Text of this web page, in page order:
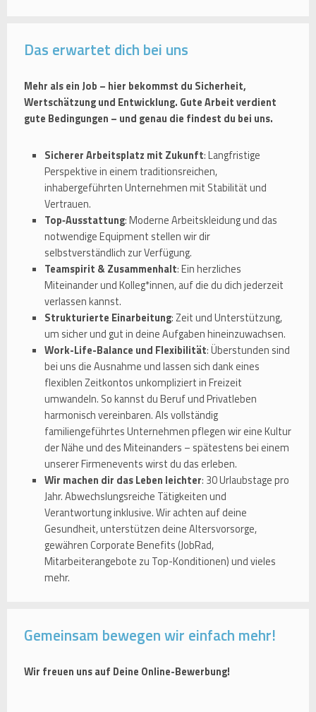
Das erwartet dich bei uns
Mehr als ein Job – hier bekommst du Sicherheit,
Wertschätzung und Entwicklung. Gute Arbeit verdient
gute Bedingungen – und genau die findest du bei uns.
Sicherer Arbeitsplatz mit Zukunft: Langfristige
Perspektive in einem traditionsreichen,
inhabergeführten Unternehmen mit Stabilität und
Vertrauen.
Top‑Ausstattung: Moderne Arbeitskleidung und das
notwendige Equipment stellen wir dir
selbstverständlich zur Verfügung.
Teamspirit & Zusammenhalt: Ein herzliches
Miteinander und Kolleg*innen, auf die du dich jederzeit
verlassen kannst.
Strukturierte Einarbeitung: Zeit und Unterstützung,
um sicher und gut in deine Aufgaben hineinzuwachsen.
Work-Life-Balance und Flexibilität: Überstunden sind
bei uns die Ausnahme und lassen sich dank eines
flexiblen Zeitkontos unkompliziert in Freizeit
umwandeln. So kannst du Beruf und Privatleben
harmonisch vereinbaren. Als vollständig
familiengeführtes Unternehmen pflegen wir eine Kultur
der Nähe und des Miteinanders – spätestens bei einem
unserer Firmenevents wirst du das erleben.
Wir machen dir das Leben leichter: 30 Urlaubstage pro
Jahr. Abwechslungsreiche Tätigkeiten und
Verantwortung inklusive. Wir achten auf deine
Gesundheit, unterstützen deine Altersvorsorge,
gewähren Corporate Benefits (JobRad,
Mitarbeiterangebote zu Top-Konditionen) und vieles
mehr.
Gemeinsam bewegen wir einfach mehr!
Wir freuen uns auf Deine Online-Bewerbung!